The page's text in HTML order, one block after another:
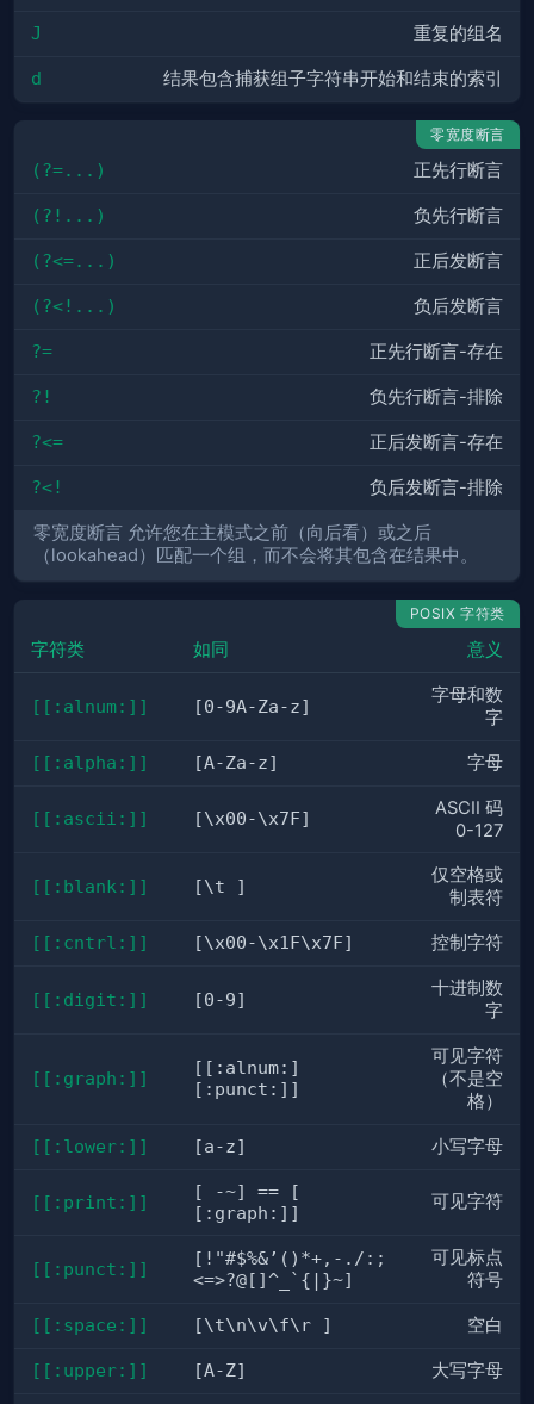
J 重复的组名
d 结果包含捕获组子字符串开始和结束的索引
零宽度断言
(?=...) 正先行断言
(?!...) 负先行断言
(?<=...) 正后发断言
(?<!...) 负后发断言
?= 正先行断言-存在
?! 负先行断言-排除
?<= 正后发断言-存在
?<! 负后发断言-排除
零宽度断言 允许您在主模式之前（向后看）或之后
（lookahead）匹配一个组，而不会将其包含在结果中。
POSIX 字符类
字符类 如同 意义
[[:alnum:]] [0-9A-Za-z]
字母和数
字
[[:alpha:]] [A-Za-z] 字母
[[:ascii:]] [\x00-\x7F]
ASCII 码
0-127
[[:blank:]] [\t ]
仅空格或
制表符
[[:cntrl:]] [\x00-\x1F\x7F] 控制字符
[[:digit:]] [0-9]
十进制数
字
[[:graph:]]
[[:alnum:]
[:punct:]]
可见字符
（不是空
格）
[[:lower:]] [a-z] 小写字母
[[:print:]]
[ -~] == [
[:graph:]]
可见字符
[[:punct:]]
[!"#$%&’()*+,-./:;
<=>?@[]^_`{|}~]
可见标点
符号
[[:space:]] [\t\n\v\f\r ] 空白
[[:upper:]] [A-Z] 大写字母